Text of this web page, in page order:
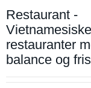
Restaurant -
Vietnamesiske
restauranter
balance og